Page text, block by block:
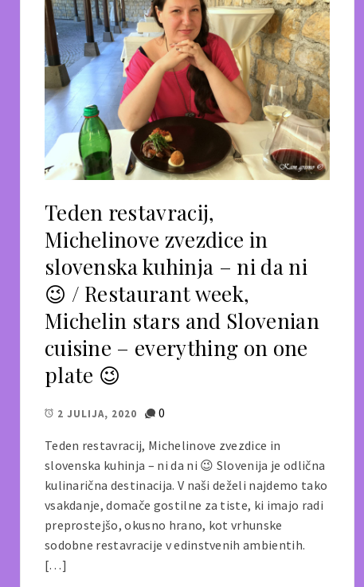
Teden restavracij,
Michelinove zvezdice in
slovenska kuhinja – ni da ni
😉 / Restaurant week,
Michelin stars and Slovenian
cuisine – everything on one
plate 😉
2 JULIJA, 2020 0
Teden restavracij, Michelinove zvezdice in
slovenska kuhinja – ni da ni 😉 Slovenija je odlična
kulinarična destinacija. V naši deželi najdemo tako
vsakdanje, domače gostilne za tiste, ki imajo radi
preprostejšo, okusno hrano, kot vrhunske
sodobne restavracije v edinstvenih ambientih.
[…]